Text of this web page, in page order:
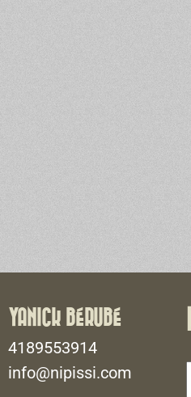
YANICK BÉRUBÉ
4189553914
info@nipissi.com